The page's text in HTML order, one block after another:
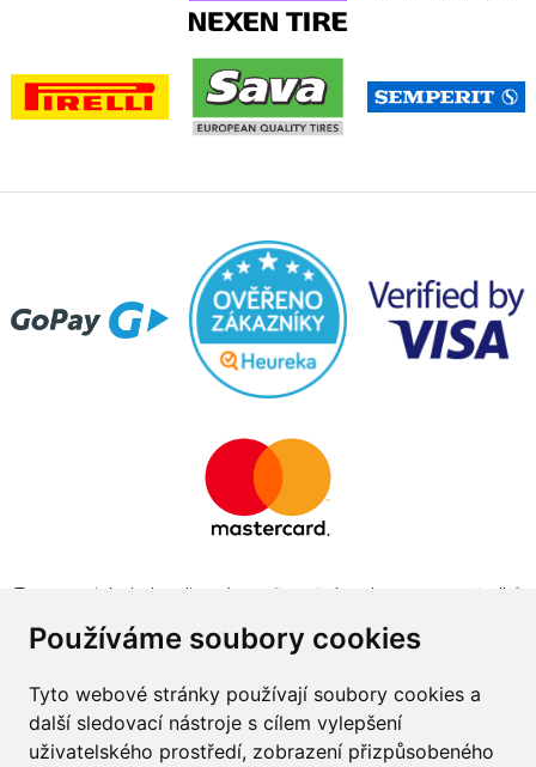
Používáme soubory cookies
Tyto webové stránky používají soubory cookies a
další sledovací nástroje s cílem vylepšení
uživatelského prostředí, zobrazení přizpůsobeného
Tento projekt byl realizován za finanční podpory z prostředků
obchodu v programu The Country for the Future